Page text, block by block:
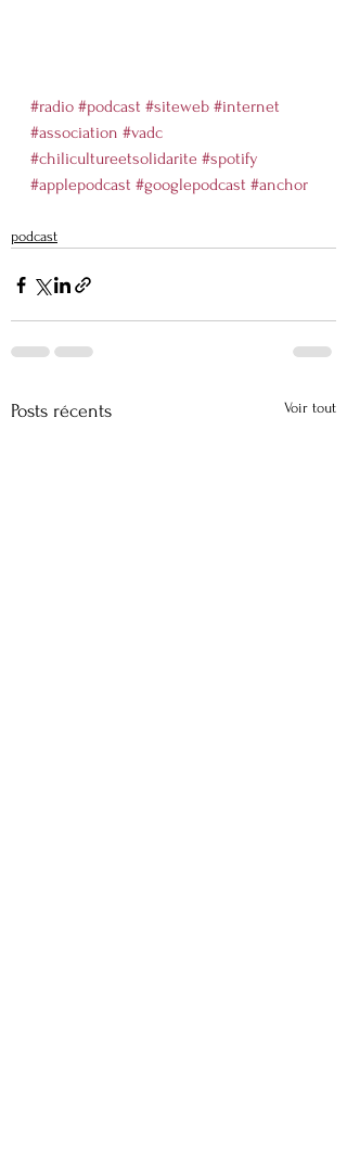
#radio #podcast #siteweb #internet
#association #vadc
#chilicultureetsolidarite #spotify
#applepodcast #googlepodcast #anchor
podcast
Posts récents Voir tout